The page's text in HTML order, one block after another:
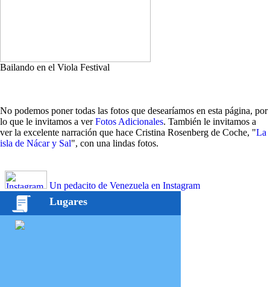
Bailando en el Viola Festival
No podemos poner todas las fotos que desearíamos en esta página, por
lo que le invitamos a verFotos Adicionales. También le invitamos a
ver la excelente narración que hace Cristina Rosenberg de Coche, "La
isla de Nácar y Sal", con una lindas fotos.
Un pedacito de Venezuela en Instagram
Lugares